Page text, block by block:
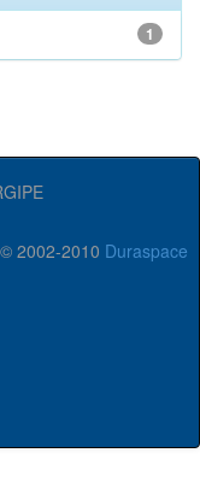
1
2002-2010 Duraspace